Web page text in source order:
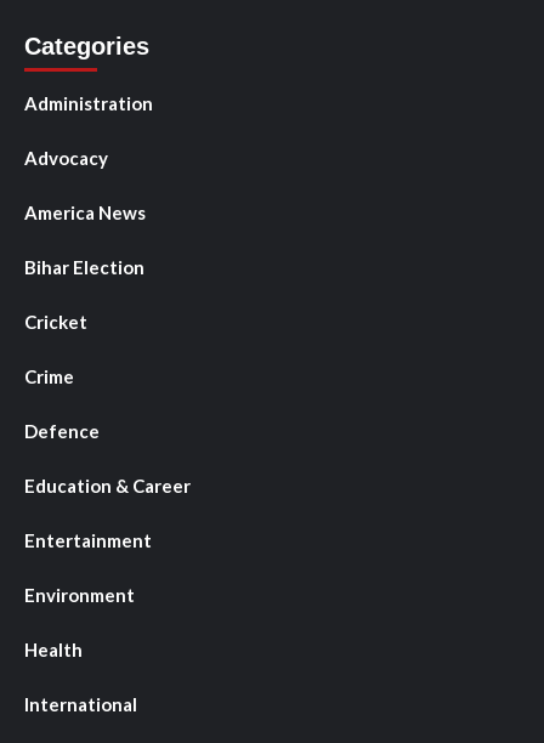
Categories
Administration
Advocacy
America News
Bihar Election
Cricket
Crime
Defence
Education & Career
Entertainment
Environment
Health
International